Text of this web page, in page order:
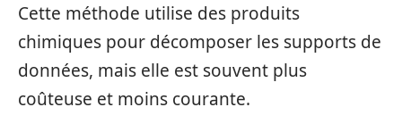
Cette méthode utilise des produits
chimiques pour décomposer les supports de
données, mais elle est souvent plus
coûteuse et moins courante.